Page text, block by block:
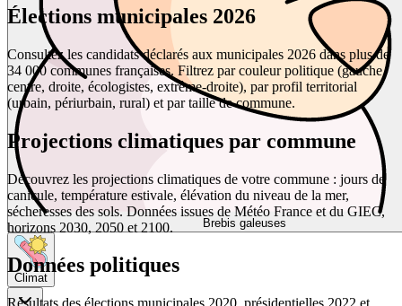
Brebis galeuses
Climat
Élections municipales 2026
Consultez les candidats déclarés aux municipales 2026 dans plus de
34 000 communes françaises. Filtrez par couleur politique (gauche,
centre, droite, écologistes, extrême-droite), par profil territorial
(urbain, périurbain, rural) et par taille de commune.
Projections climatiques par commune
Découvrez les projections climatiques de votre commune : jours de
canicule, température estivale, élévation du niveau de la mer,
sécheresses des sols. Données issues de Météo France et du GIEC,
horizons 2030, 2050 et 2100.
Données politiques